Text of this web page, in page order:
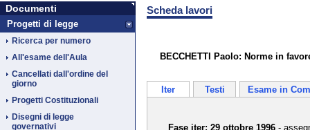
alla
navigazione
navigazione
principale
principale
sezione
contenuto
Documenti
Progetti di legge
Ricerca per numero
All'esame dell'Aula
Cancellati dall'ordine del
giorno
Progetti Costituzionali
Disegni di legge
governativi
Scheda lavori
BECCHETTI Paolo: Norme in
Iter Testi Esame in
Fase iter: 29 ottobre 1996 -